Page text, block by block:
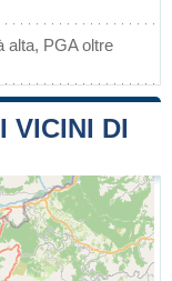
alta, PGA oltre
VICINI DI